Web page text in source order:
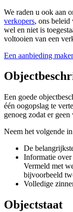
We raden u ook aan
verkopers, ons beleid
wel en niet is
voltooien van een
Een aanbieding
Een goede
één oogopslag te
genoeg zodat er
Neem het volgende
De
Informatie over
Vermeld met
bijvoorbeeld
Volledige
Objectstaat